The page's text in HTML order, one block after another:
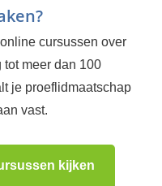
cursussen over
tot meer dan 100
je proeflidmaatschap
vast.
kijken